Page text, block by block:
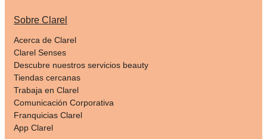
Sobre Clarel
Acerca de Clarel
Clarel Senses
Descubre nuestros servicios beauty
Tiendas cercanas
Trabaja en Clarel
Comunicación Corporativa
Franquicias Clarel
App Clarel